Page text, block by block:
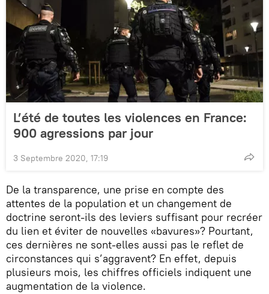
L’été de toutes les violences en France:
900 agressions par jour
3 Septembre 2020, 17:19
De la transparence, une prise en compte des
attentes de la population et un changement de
doctrine seront-ils des leviers suffisant pour recréer
du lien et éviter de nouvelles «bavures»? Pourtant,
ces dernières ne sont-elles aussi pas le reflet de
circonstances qui s’aggravent? En effet, depuis
plusieurs mois, les chiffres officiels indiquent une
augmentation de la violence.